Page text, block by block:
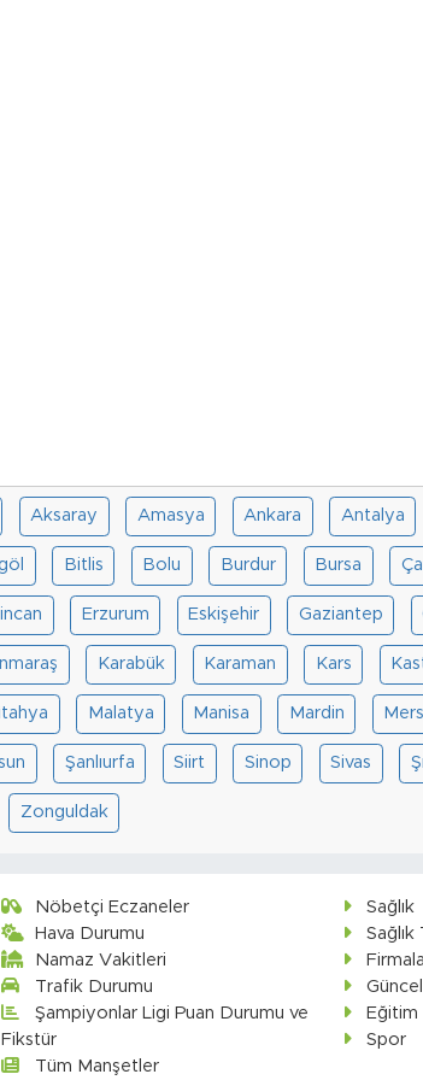
Aksaray Amasya Ankara Antalya
Bitlis Bolu Burdur Bursa
Erzurum Eskişehir Gaziantep
Karabük Karaman Kars
Malatya Manisa Mardin
Şanlıurfa Siirt Sinop Sivas
Zonguldak
Nöbetçi Eczaneler
Hava Durumu
Namaz Vakitleri
Trafik Durumu
Şampiyonlar Ligi Puan Durumu ve
Fikstür
Tüm Manşetler
Sağlık
Sağlık
Güncel
Eğitim
Spor